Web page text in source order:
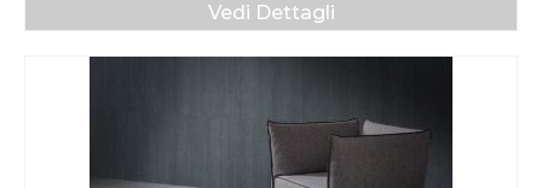
Vedi Dettagli